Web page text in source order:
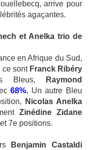
arrive pour
agaçantes.
et Anelka trio de
en Afrique du Sud,
ce sont Franck Ribéry
Bleus,
Raymond
68%. Un autre Bleu
Nicolas Anelka
Zinédine Zidane
7e positions.
Benjamin Castaldi